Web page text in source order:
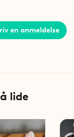
en anmeldelse
lide